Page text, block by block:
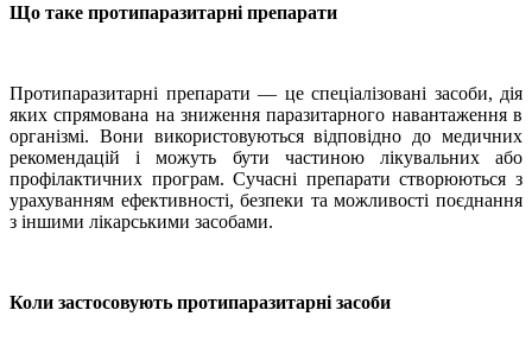
Що таке протипаразитарні препарати
Протипаразитарні препарати — це спеціалізовані засоби, дія
яких спрямована на зниження паразитарного навантаження в
організмі. Вони використовуються відповідно до медичних
рекомендацій і можуть бути частиною лікувальних або
профілактичних програм. Сучасні препарати створюються з
урахуванням ефективності, безпеки та можливості поєднання
з іншими лікарськими засобами.
Коли застосовують протипаразитарні засоби